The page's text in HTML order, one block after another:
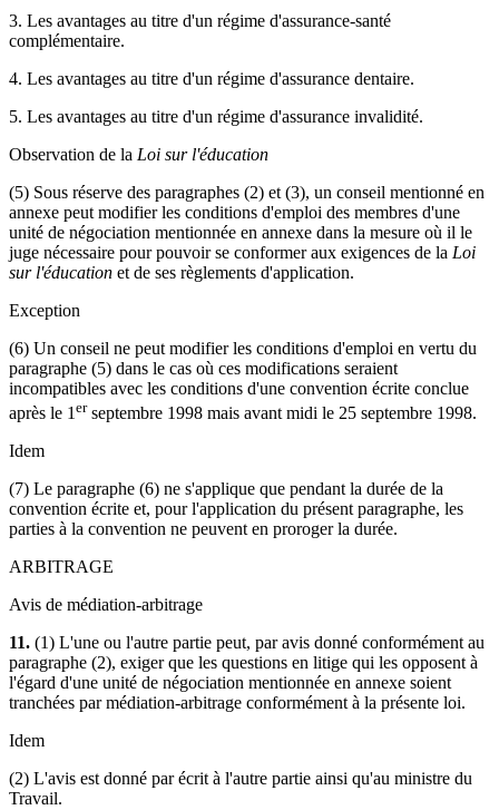
3. Les avantages au titre d'un régime d'assurance-santé
complémentaire.
4. Les avantages au titre d'un régime d'assurance dentaire.
5. Les avantages au titre d'un régime d'assurance invalidité.
Observation de la Loi sur l'éducation
(5) Sous réserve des paragraphes (2) et (3), un conseil mentionné en
annexe peut modifier les conditions d'emploi des membres d'une
unité de négociation mentionnée en annexe dans la mesure où il le
juge nécessaire pour pouvoir se conformer aux exigences de la Loi
sur l'éducation et de ses règlements d'application.
Exception
(6) Un conseil ne peut modifier les conditions d'emploi en vertu du
paragraphe (5) dans le cas où ces modifications seraient
incompatibles avec les conditions d'une convention écrite conclue
après le 1 erseptembre 1998 mais avant midi le 25 septembre 1998.
Idem
(7) Le paragraphe (6) ne s'applique que pendant la durée de la
convention écrite et, pour l'application du présent paragraphe, les
parties à la convention ne peuvent en proroger la durée.
ARBITRAGE
Avis de médiation-arbitrage
11. (1) L'une ou l'autre partie peut, par avis donné conformément au
paragraphe (2), exiger que les questions en litige qui les opposent à
l'égard d'une unité de négociation mentionnée en annexe soient
tranchées par médiation-arbitrage conformément à la présente loi.
Idem
(2) L'avis est donné par écrit à l'autre partie ainsi qu'au ministre du
Travail.